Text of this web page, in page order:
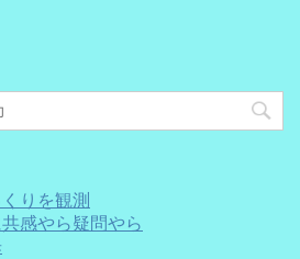
りを観測
感やら疑問やら